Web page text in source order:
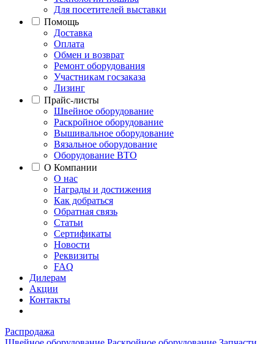
Для посетителей выставки
Помощь
Доставка
Оплата
Обмен и возврат
Ремонт оборудования
Участникам госзаказа
Лизинг
Прайс-листы
Швейное оборудование
Раскройное оборудование
Вышивальное оборудование
Вязальное оборудование
Оборудование ВТО
О Компании
О нас
Награды и достижения
Как добраться
Обратная связь
Статьи
Сертификаты
Новости
Реквизиты
FAQ
Дилерам
Акции
Контакты
Распродажа